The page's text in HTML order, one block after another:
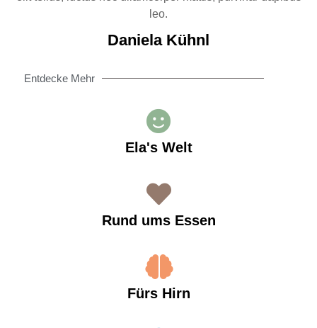
leo.
Daniela Kühnl
Entdecke Mehr
Ela's Welt
Rund ums Essen
Fürs Hirn